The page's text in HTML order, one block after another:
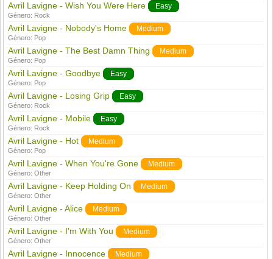
Avril Lavigne - Wish You Were Here Easy
Género: Rock
Avril Lavigne - Nobody's Home Medium
Género: Pop
Avril Lavigne - The Best Damn Thing Medium
Género: Pop
Avril Lavigne - Goodbye Easy
Género: Pop
Avril Lavigne - Losing Grip Easy
Género: Rock
Avril Lavigne - Mobile Easy
Género: Rock
Avril Lavigne - Hot Medium
Género: Pop
Avril Lavigne - When You're Gone Medium
Género:Other
Avril Lavigne - Keep Holding On Medium
Género:Other
Avril Lavigne - Alice Medium
Género:Other
Avril Lavigne - I'm With You Medium
Género:Other
Avril Lavigne - Innocence Medium